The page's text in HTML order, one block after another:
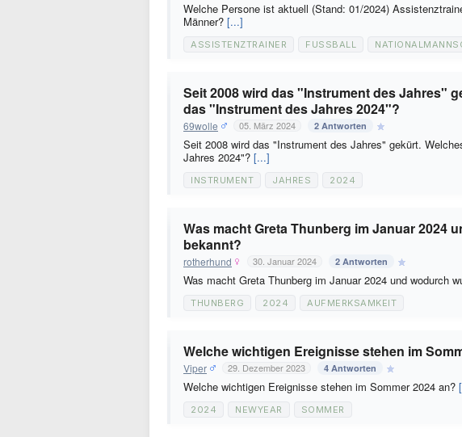
Welche Persone ist aktuell (Stand: 01/2024)
Männer? [...]
ASSISTENZTRAINER FUSSBALL
Seit 2008 wird das "Instrument des Jahres"
das "Instrument des Jahres 2024"?
69wolle 05. März 2024 2 Antworten
Seit 2008 wird das "Instrument des Jahres" gekürt.
Jahres 2024"? [...]
INSTRUMENT JAHRES 2024
Was macht Greta Thunberg im Januar 2024
bekannt?
rotherhund 30. Januar 2024 2 Antworten
Was macht Greta Thunberg im Januar 2024 und wodurch
THUNBERG 2024 AUFMERKSAMKEIT
Welche wichtigen Ereignisse stehen im
Viper 29. Dezember 2023 4 Antworten
Welche wichtigen Ereignisse stehen im Sommer 2024 an?
2024 NEWYEAR SOMMER